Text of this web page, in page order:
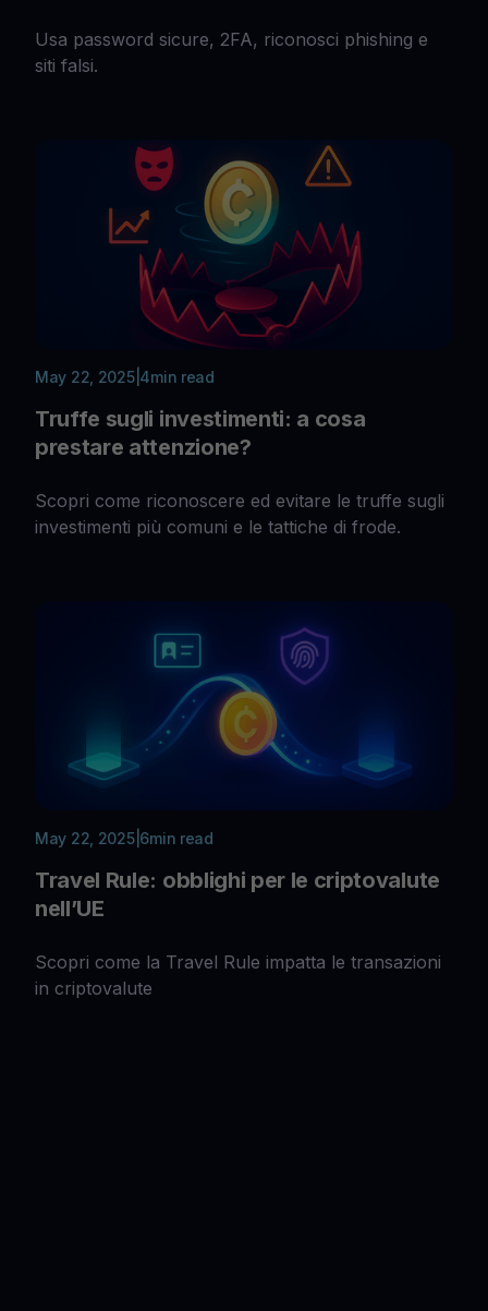
Usa password sicure, 2FA, riconosci phishing e
siti falsi.
May 22, 2025| 4min read
Truffe sugli investimenti: a cosa
prestare attenzione?
Scopri come riconoscere ed evitare le truffe sugli
investimenti più comuni e le tattiche di frode.
May 22, 2025| 6min read
Travel Rule: obblighi per le criptovalute
nell’UE
Scopri come la Travel Rule impatta le transazioni
in criptovalute